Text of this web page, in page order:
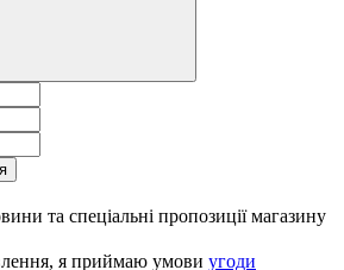
та спеціальні пропозиціїмагазину
я приймаю умови угоди